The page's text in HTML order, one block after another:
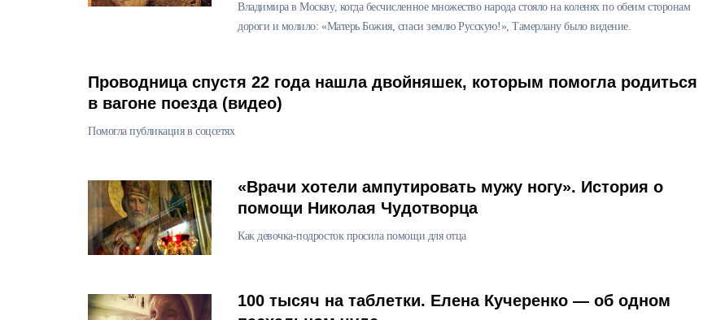
Владимира в Москву, когда бесчисленное множество народа стояло на коленях по обеим сторонам
дороги и молило: «Матерь Божия, спаси землю Русскую!», Тамерлану было видение.
Проводница спустя 22 года нашла двойняшек, которым помогла родиться
в вагоне поезда (видео)
Помогла публикация в соцсетях
«Врачи хотели ампутировать мужу ногу». История о
помощи Николая Чудотворца
Как девочка-подросток просила помощи для отца
100 тысяч на таблетки. Елена Кучеренко — об одном